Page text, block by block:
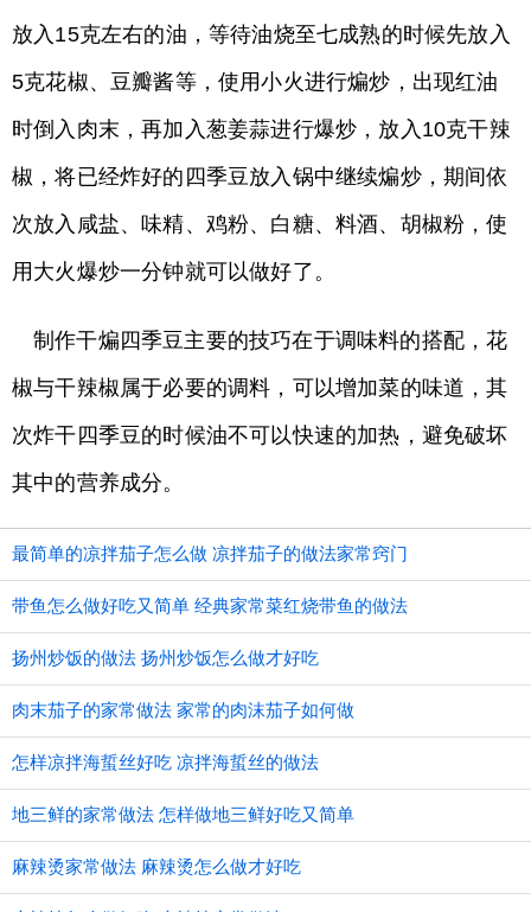
放入15克左右的油，等待油烧至七成熟的时候先放入
5克花椒、豆瓣酱等，使用小火进行煸炒，出现红油
时倒入肉末，再加入葱姜蒜进行爆炒，放入10克干辣
椒，将已经炸好的四季豆放入锅中继续煸炒，期间依
次放入咸盐、味精、鸡粉、白糖、料酒、胡椒粉，使
用大火爆炒一分钟就可以做好了。
制作干煸四季豆主要的技巧在于调味料的搭配，花
椒与干辣椒属于必要的调料，可以增加菜的味道，其
次炸干四季豆的时候油不可以快速的加热，避免破坏
其中的营养成分。
最简单的凉拌茄子怎么做 凉拌茄子的做法家常窍门
带鱼怎么做好吃又简单 经典家常菜红烧带鱼的做法
扬州炒饭的做法 扬州炒饭怎么做才好吃
肉末茄子的家常做法 家常的肉沫茄子如何做
怎样凉拌海蜇丝好吃 凉拌海蜇丝的做法
地三鲜的家常做法 怎样做地三鲜好吃又简单
麻辣烫家常做法 麻辣烫怎么做才好吃